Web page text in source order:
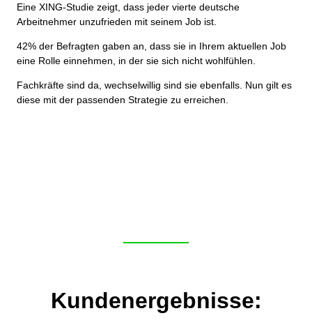
Eine XING-Studie zeigt, dass jeder vierte deutsche
Arbeitnehmer unzufrieden mit seinem Job ist.
42% der Befragten gaben an, dass sie in Ihrem aktuellen Job
eine Rolle einnehmen, in der sie sich nicht wohlfühlen.
Fachkräfte sind da, wechselwillig sind sie ebenfalls. Nun gilt es
diese mit der passenden Strategie zu erreichen.
Kundenergebnisse: